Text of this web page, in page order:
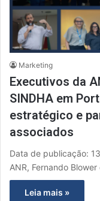
Marketing
Executivos da
SINDHA em
estratégico e
associados
Data de publicação:
ANR, Fernando
Leia mais »